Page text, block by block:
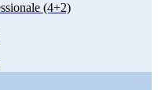
(4+2)